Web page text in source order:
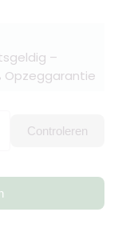
–
Opzeggarantie
Controleren